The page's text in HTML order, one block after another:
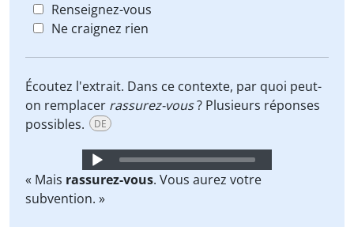
Renseignez-vous
Ne craignez rien
Écoutez l'extrait. Dans ce contexte, par quoi peut-
on remplacer rassurez-vous? Plusieurs réponses
possibles.
DE
Audio
Player
« Mais rassurez-vous. Vous aurez votre
subvention. »